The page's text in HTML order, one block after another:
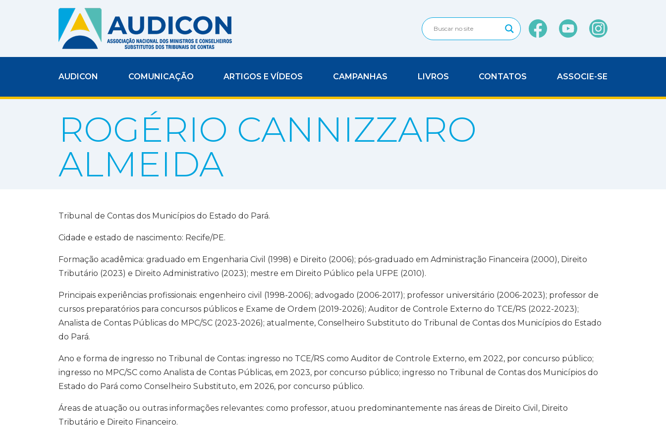
AUDICON COMUNICAÇÃO ARTIGOS E VÍDEOS CAMPANHAS LIVROS CONTATOS ASSOCIE-SE
ROGÉRIO CANNIZZARO
ALMEIDA
Tribunal de Contas dos Municípios do Estado do Pará.
Cidade e estado de nascimento: Recife/PE.
Formação acadêmica: graduado em Engenharia Civil (1998) e Direito (2006); pós-graduado em Administração Financeira (2000), Direito
Tributário (2023) e Direito Administrativo (2023); mestre em Direito Público pela UFPE (2010).
Principais experiências profissionais: engenheiro civil (1998-2006); advogado (2006-2017); professor universitário (2006-2023); professor de
cursos preparatórios para concursos públicos e Exame de Ordem (2019-2026); Auditor de Controle Externo do TCE/RS (2022-2023);
Analista de Contas Públicas do MPC/SC (2023-2026); atualmente, Conselheiro Substituto do Tribunal de Contas dos Municípios do Estado
do Pará.
Ano e forma de ingresso no Tribunal de Contas: ingresso no TCE/RS como Auditor de Controle Externo, em 2022, por concurso público;
ingresso no MPC/SC como Analista de Contas Públicas, em 2023, por concurso público; ingresso no Tribunal de Contas dos Municípios do
Estado do Pará como Conselheiro Substituto, em 2026, por concurso público.
Áreas de atuação ou outras informações relevantes: como professor, atuou predominantemente nas áreas de Direito Civil, Direito
Tributário e Direito Financeiro.